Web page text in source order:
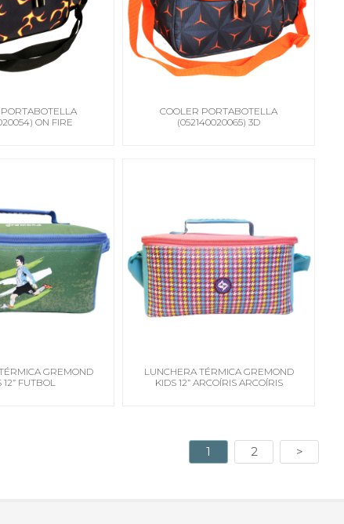
ON FIRE
COOLER PORTABOTELLA
(052140020065) 3D
GREMOND
12” FUTBOL
LUNCHERA TÉRMICA GREMOND
KIDS 12” ARCOÍRIS ARCOÍRIS
1 2 >